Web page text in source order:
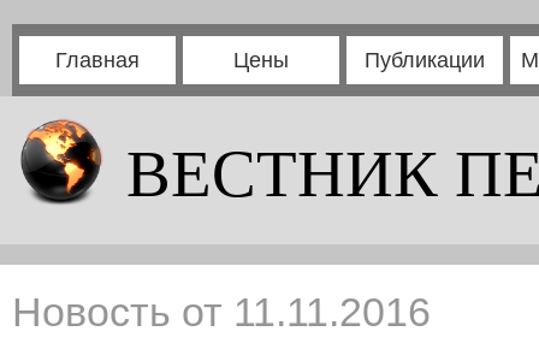
Главная Цены Публикации
ВЕСТНИК
Новость от 11.11.2016